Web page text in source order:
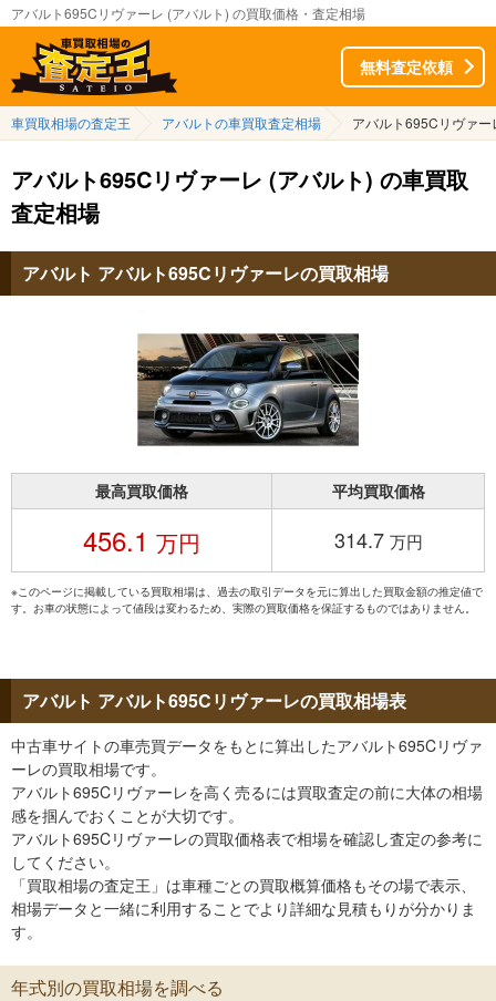
アバルト695Cリヴァーレ (アバルト) の買取価格・査定相場
無料査定依頼
車買取相場の査定王 アバルトの車買取査定相場 アバルト695Cリヴァ
アバルト695Cリヴァーレ (アバルト) の車買取
査定相場
アバルト アバルト695Cリヴァーレの買取相場
最高買取価格 平均買取価格
456.1 万円 314.7 万円
※このページに掲載している買取相場は、過去の取引データを元に算出した買取金額の推定値で
す。お車の状態によって値段は変わるため、実際の買取価格を保証するものではありません。
アバルト アバルト695Cリヴァーレの買取相場表
中古車サイトの車売買データをもとに算出したアバルト695Cリヴァ
ーレの買取相場です。
アバルト695Cリヴァーレを高く売るには買取査定の前に大体の相場
感を掴んでおくことが大切です。
アバルト695Cリヴァーレの買取価格表で相場を確認し査定の参考に
してください。
「買取相場の査定王」は車種ごとの買取概算価格もその場で表示、
相場データと一緒に利用することでより詳細な見積もりが分かりま
す。
年式別の買取相場を調べる